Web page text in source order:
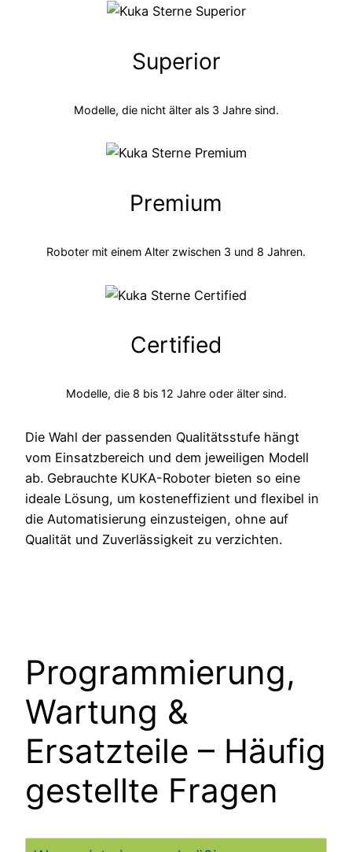
Superior
Modelle, die nicht älter als 3 Jahre sind.
Premium
Roboter mit einem Alter zwischen 3 und 8 Jahren.
Certified
Modelle, die 8 bis 12 Jahre oder älter sind.
Die Wahl der passenden Qualitätsstufe hängt
vom Einsatzbereich und dem jeweiligen Modell
ab. Gebrauchte KUKA-Roboter bieten so eine
ideale Lösung, um kosteneffizient und flexibel in
die Automatisierung einzusteigen, ohne auf
Qualität und Zuverlässigkeit zu verzichten.
Programmierung,
Wartung &
Ersatzteile – Häufig
gestellte Fragen